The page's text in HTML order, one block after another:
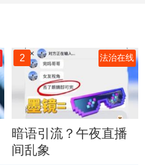
2 法治在线
暗语引流？午夜直播
间乱象